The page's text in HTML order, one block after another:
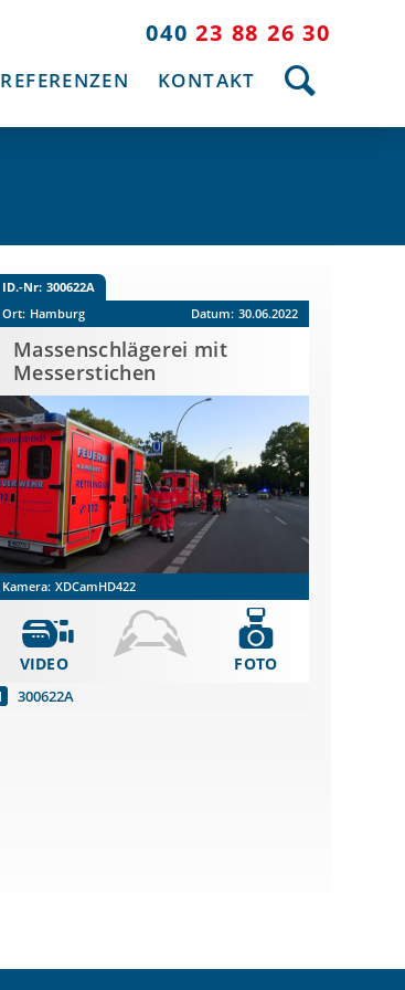
040 23 88 26 30
REFERENZEN KONTAKT
ID.-Nr: 300622A
Ort: Hamburg Datum: 30.06.2022
Massenschlägerei mit
Messerstichen
Kamera: XDCamHD422
VIDEO
300622A
FOTO